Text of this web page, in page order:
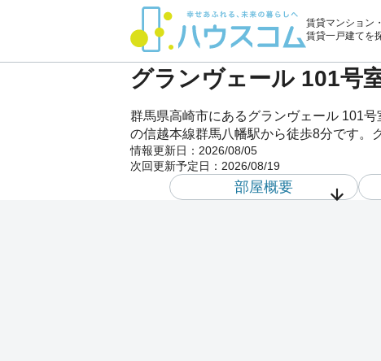
賃貸マンション
賃貸一戸建てを
グランヴェール 101号
群馬県高崎市にあるグランヴェール 101
の信越本線群馬八幡駅から徒歩8分です。
情報更新日： 2026/08/05
次回更新予定日： 2026/08/19
部屋概要